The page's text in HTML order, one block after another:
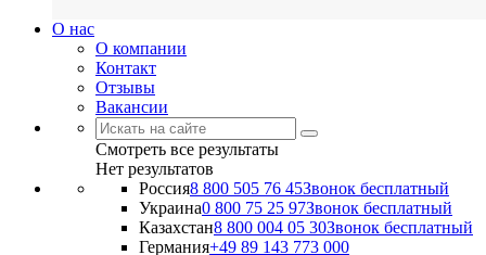
О нас
О компании
Контакт
Отзывы
Вакансии
Смотреть все результаты
Нет результатов
Россия8 800 505 76 45Звонок бесплатный
Украина0 800 75 25 97Звонок бесплатный
Казахстан8 800 004 05 30Звонок бесплатный
Германия+49 89 143 773 000